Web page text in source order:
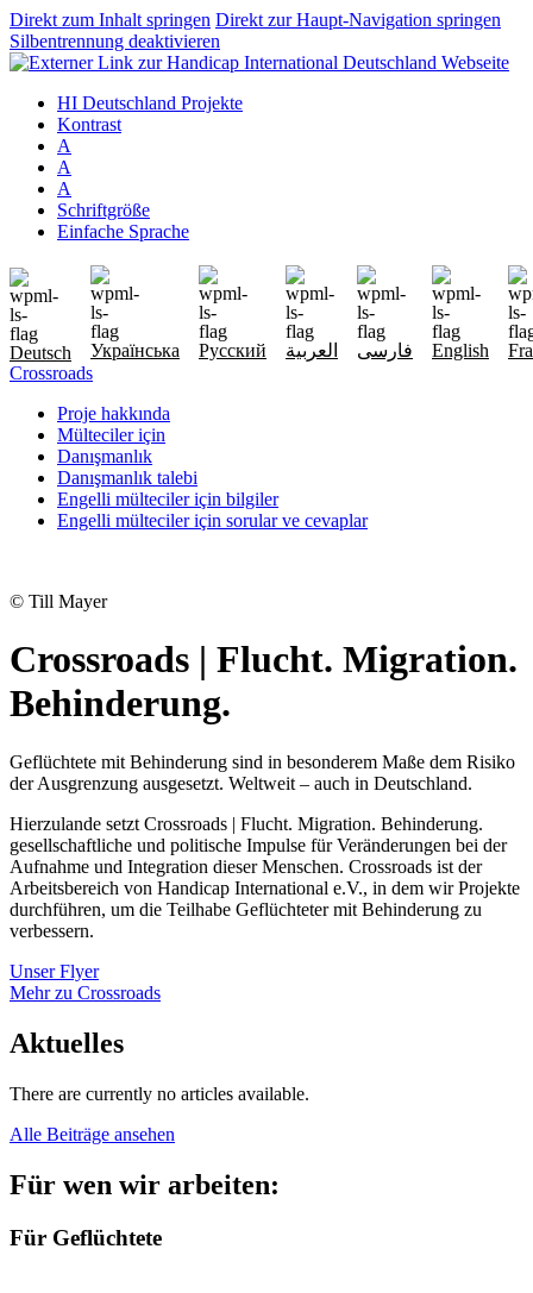
Direkt zum Inhalt springen Direkt zur Haupt-Navigation springen
Silbentrennung deaktivieren
HI Deutschland Projekte
Kontrast
A
A
A
Schriftgröße
Einfache Sprache
Deutsch Українська Русский العربية فارسی English
Crossroads
Proje hakkında
Mülteciler için
Danışmanlık
Danışmanlık talebi
Engelli mülteciler için bilgiler
Engelli mülteciler için sorular ve cevaplar
© Till Mayer
Crossroads | Flucht. Migration.
Behinderung.
Geflüchtete mit Behinderung sind in besonderem Maße dem Risiko
der Ausgrenzung ausgesetzt. Weltweit – auch in Deutschland.
Hierzulande setzt Crossroads | Flucht. Migration. Behinderung.
gesellschaftliche und politische Impulse für Veränderungen bei der
Aufnahme und Integration dieser Menschen. Crossroads ist der
Arbeitsbereich von Handicap International e.V., in dem wir Projekte
durchführen, um die Teilhabe Geflüchteter mit Behinderung zu
verbessern.
Unser Flyer
Mehr zu Crossroads
Aktuelles
There are currently no articles available.
Alle Beiträge ansehen
Für wen wir arbeiten:
Für Geflüchtete